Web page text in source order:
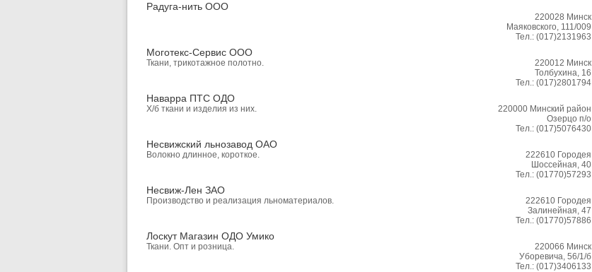
Радуга-нить ООО
220028 Минск
Маяковского, 111/009
Тел.: (017)2131963
Моготекс-Сервис ООО
Ткани, трикотажное полотно. 220012 Минск
Толбухина, 16
Тел.: (017)2801794
Наварра ПТС ОДО
Х/б ткани и изделия из них. 220000 Минский район
Озерцо п/о
Тел.: (017)5076430
Несвижский льнозавод ОАО
Волокно длинное, короткое. 222610 Городея
Шоссейная, 40
Тел.: (01770)57293
Несвиж-Лен ЗАО
Производство и реализация льноматериалов. 222610 Городея
Залинейная, 47
Тел.: (01770)57886
Лоскут Магазин ОДО Умико
Ткани. Опт и розница. 220066 Минск
Уборевича, 56/1/б
Тел.: (017)3406133